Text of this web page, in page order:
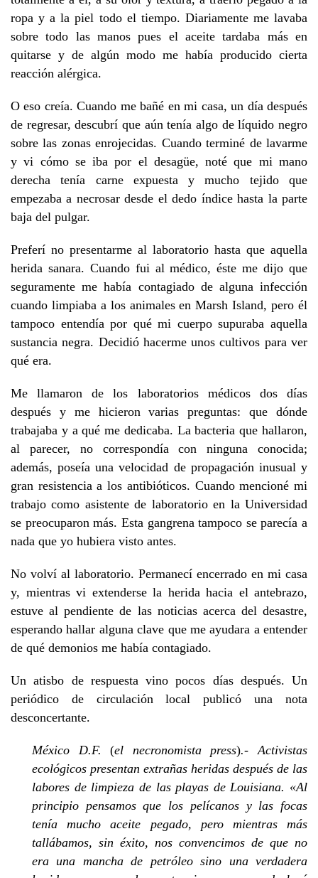
ropa y a la piel todo el tiempo. Diariamente me lavaba
sobre todo las manos pues el aceite tardaba más en
quitarse y de algún modo me había producido cierta
reacción alérgica.
O eso creía. Cuando me bañé en mi casa, un día después
de regresar, descubrí que aún tenía algo de líquido negro
sobre las zonas enrojecidas. Cuando terminé de lavarme
y vi cómo se iba por el desagüe, noté que mi mano
derecha tenía carne expuesta y mucho tejido que
empezaba a necrosar desde el dedo índice hasta la parte
baja del pulgar.
Preferí no presentarme al laboratorio hasta que aquella
herida sanara. Cuando fui al médico, éste me dijo que
seguramente me había contagiado de alguna infección
cuando limpiaba a los animales en Marsh Island, pero él
tampoco entendía por qué mi cuerpo supuraba aquella
sustancia negra. Decidió hacerme unos cultivos para ver
qué era.
Me llamaron de los laboratorios médicos dos días
después y me hicieron varias preguntas: que dónde
trabajaba y a qué me dedicaba. La bacteria que hallaron,
al parecer, no correspondía con ninguna conocida;
además, poseía una velocidad de propagación inusual y
gran resistencia a los antibióticos. Cuando mencioné mi
trabajo como asistente de laboratorio en la Universidad
se preocuparon más. Esta gangrena tampoco se parecía a
nada que yo hubiera visto antes.
No volví al laboratorio. Permanecí encerrado en mi casa
y, mientras vi extenderse la herida hacia el antebrazo,
estuve al pendiente de las noticias acerca del desastre,
esperando hallar alguna clave que me ayudara a entender
de qué demonios me había contagiado.
Un atisbo de respuesta vino pocos días después. Un
periódico de circulación local publicó una nota
desconcertante.
México D.F.(el necronomista press).- Activistas
ecológicos presentan extrañas heridas después de las
labores de limpieza de las playas de Louisiana. «Al
principio pensamos que los pelícanos y las focas
tenía mucho aceite pegado, pero mientras más
tallábamos, sin éxito, nos convencimos de que no
era una mancha de petróleo sino una verdadera